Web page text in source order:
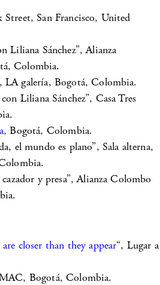
Street, San Francisco, United
Liliana Sánchez”, Alianza
Colombia.
LA galería, Bogotá, Colombia.
Liliana Sánchez”, Casa Tres
, Bogotá, Colombia.
el mundo es plano”, Sala alterna,
y presa”, Alianza Colombo
closer than they appear“, Lugar a
Bogotá, Colombia.